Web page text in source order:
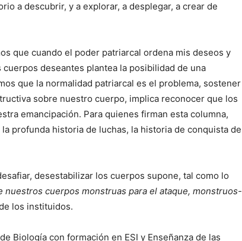
a descubrir, y a explorar, a desplegar, a crear de
que cuando el poder patriarcal ordena mis deseos y
deseantes plantea la posibilidad de una
que la normalidad patriarcal es el problema, sostener
sobre nuestro cuerpo, implica reconocer que los
emancipación. Para quienes firman esta columna,
profunda historia de luchas, la historia de conquista de
desestabilizar los cuerpos supone, tal como lo
nuestros cuerpos monstruas para el ataque, monstruos-
los instituidos.
Biología con formación en ESI y Enseñanza de las